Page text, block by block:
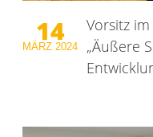
14
MÄRZ 2024
Vorsitz
„Äußere